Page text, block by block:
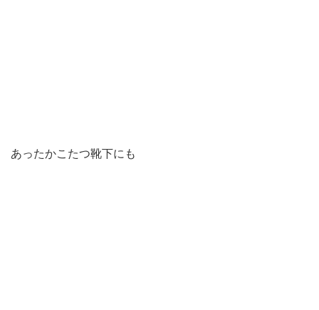
あったかこたつ靴下にも